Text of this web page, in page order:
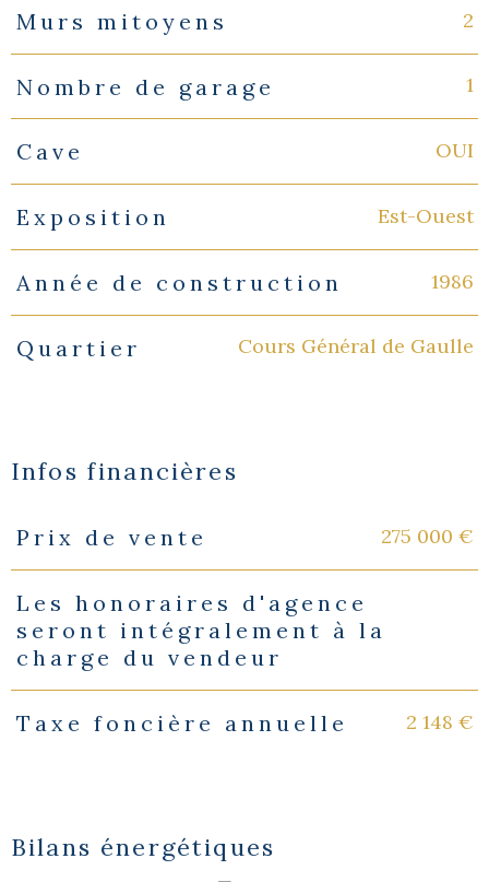
Murs mitoyens 2
Nombre de garage 1
Cave OUI
Exposition Est-Ouest
Année de construction 1986
Quartier Cours Général de Gaulle
Infos financières
Caractéristiques Valeurs
Prix de vente 275 000 €
Les honoraires d'agence
seront intégralement à la
charge du vendeur
Taxe foncière annuelle 2 148 €
Bilans énergétiques